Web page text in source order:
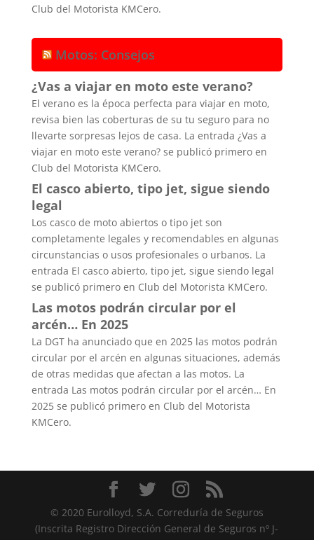
Club del Motorista KMCero.
Motos: Consejos
¿Vas a viajar en moto este verano?
El verano es la época perfecta para viajar en moto,
revisa bien las coberturas de su tu seguro para no
llevarte sorpresas lejos de casa. La entrada ¿Vas a
viajar en moto este verano? se publicó primero en
Club del Motorista KMCero.
El casco abierto, tipo jet, sigue siendo
legal
Los casco de moto abiertos o tipo jet son
completamente legales y recomendables en algunas
circunstancias o usos profesionales o urbanos. La
entrada El casco abierto, tipo jet, sigue siendo legal
se publicó primero en Club del Motorista KMCero.
Las motos podrán circular por el
arcén… En 2025
La DGT ha anunciado que en 2025 las motos podrán
circular por el arcén en algunas situaciones, además
de otras medidas que afectan a las motos. La
entrada Las motos podrán circular por el arcén… En
2025 se publicó primero en Club del Motorista
KMCero.
© 2020 Eurolloyd, S.A. Correduría de Seguros
(Inscrita Registro Dirección General de Seguros nº J-